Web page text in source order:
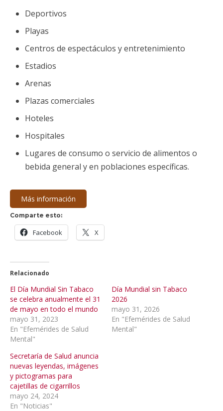
Deportivos
Playas
Centros de espectáculos y entretenimiento
Estadios
Arenas
Plazas comerciales
Hoteles
Hospitales
Lugares de consumo o servicio de alimentos o
bebida general y en poblaciones específicas.
Más información
Comparte esto:
Facebook X
Relacionado
El Día Mundial Sin Tabaco
se celebra anualmente el 31
de mayo en todo el mundo
mayo 31, 2023
En "Efemérides de Salud
Mental"
Día Mundial sin Tabaco
2026
mayo 31, 2026
En "Efemérides de Salud
Mental"
Secretaría de Salud anuncia
nuevas leyendas, imágenes
y pictogramas para
cajetillas de cigarrillos
mayo 24, 2024
En "Noticias"